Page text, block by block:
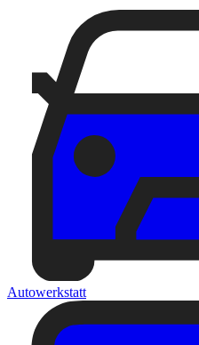
Autowerkstatt